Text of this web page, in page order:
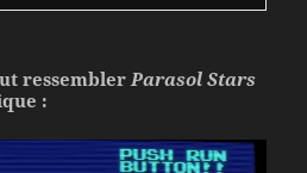
ressembler Parasol Stars
: